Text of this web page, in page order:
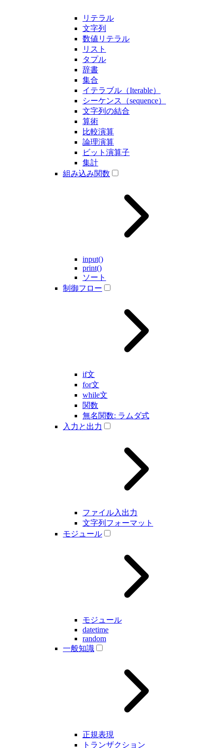
リテラル
文字列
数値リテラル
リスト
タプル
辞書
集合
イテラブル（Iterable）
シーケンス（sequence）
文字列の結合
算術
比較演算
論理演算
ビット演算子
集計
組み込み関数
input()
print()
ソート
制御フロー
if文
for文
while文
関数
無名関数: ラムダ式
入力と出力
ファイル入出力
文字列フォーマット
モジュール
モジュール
datetime
random
一般知識
正規表現
トランザクション